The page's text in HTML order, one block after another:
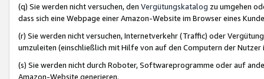
(q) Sie werden nicht versuchen, den Vergütungskatalog zu umgehen
dass sich eine Webpage einer Amazon-Website im Browser eines
(r) Sie werden nicht versuchen, Internetverkehr (Traffic) oder
umzuleiten (einschließlich mit Hilfe von auf den Computern der
(s) Sie werden nicht durch Roboter, Softwareprogramme oder auf
Amazon-Website generieren.